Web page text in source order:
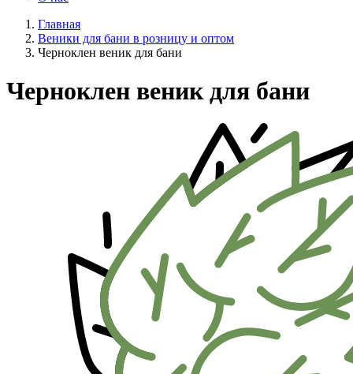
Главная
Веники для бани в розницу и оптом
Черноклен веник для бани
Черноклен веник для бани